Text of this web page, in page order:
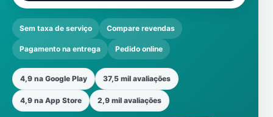
Sem taxa de serviço Compare revendas
Pagamento na entrega Pedido online
4,9 na Google Play 37,5 mil avaliações
4,9 na App Store 2,9 mil avaliações